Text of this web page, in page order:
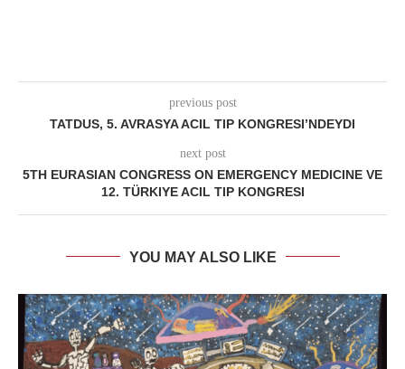
previous post
TATDUS, 5. AVRASYA ACIL TIP KONGRESI’NDEYDI
next post
5TH EURASIAN CONGRESS ON EMERGENCY MEDICINE VE
12. TÜRKIYE ACIL TIP KONGRESI
YOU MAY ALSO LIKE